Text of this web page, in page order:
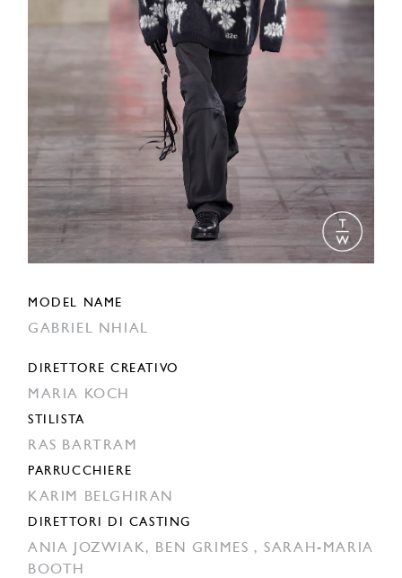
MODEL NAME
GABRIEL NHIAL
DIRETTORE CREATIVO
MARIA KOCH
STILISTA
RAS BARTRAM
PARRUCCHIERE
KARIM BELGHIRAN
DIRETTORI DI CASTING
ANIA JOZWIAK, BEN GRIMES ,SARAH-MARIA
BOOTH